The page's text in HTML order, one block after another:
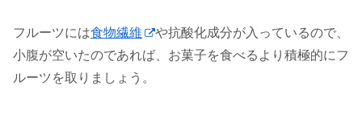
フルーツには食物繊維
や抗酸化成分が入っているので、
小腹が空いたのであれば、お菓子を食べるより積極的にフ
ルーツを取りましょう。